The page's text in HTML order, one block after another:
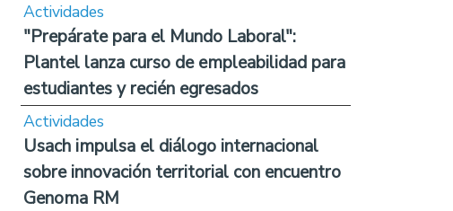
Actividades
"Prepárate para el Mundo Laboral":
Plantel lanza curso de empleabilidad para
estudiantes y recién egresados
Actividades
Usach impulsa el diálogo internacional
sobre innovación territorial con encuentro
Genoma RM